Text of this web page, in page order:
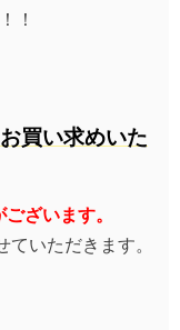
！
買い求めいた
ざいます。
ていただきます。